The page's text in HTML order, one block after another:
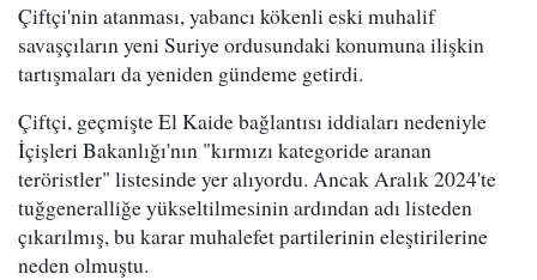
Çiftçi'nin atanması, yabancı kökenli eski muhalif
savaşçıların yeni Suriye ordusundaki konumuna ilişkin
tartışmaları da yeniden gündeme getirdi.
Çiftçi, geçmişte El Kaide bağlantısı iddiaları nedeniyle
İçişleri Bakanlığı'nın "kırmızı kategoride aranan
teröristler" listesinde yer alıyordu. Ancak Aralık 2024'te
tuğgeneralliğe yükseltilmesinin ardından adı listeden
çıkarılmış, bu karar muhalefet partilerinin eleştirilerine
neden olmuştu.